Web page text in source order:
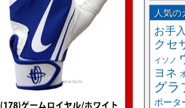
人気の
お手
クセ
イソノ
ヨネ
グラ
ポータ